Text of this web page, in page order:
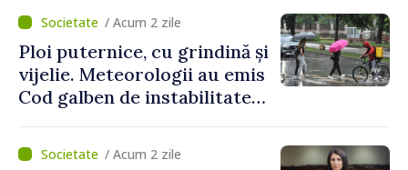
/ Acum 2 zile
Ploi puternice, cu grindină și
vijelie. Meteorologii au emis
Cod galben de instabilitate
/ Acum 2 zile